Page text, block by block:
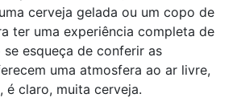
cerveja gelada ou um copo de
ter uma experiência completa de
se esqueça de conferir as
uma atmosfera ao ar livre,
é claro, muita cerveja.